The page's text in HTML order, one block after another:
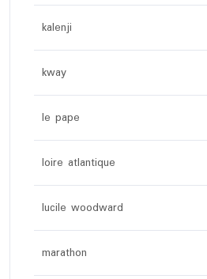
kalenji
kway
le pape
loire atlantique
lucile woodward
marathon